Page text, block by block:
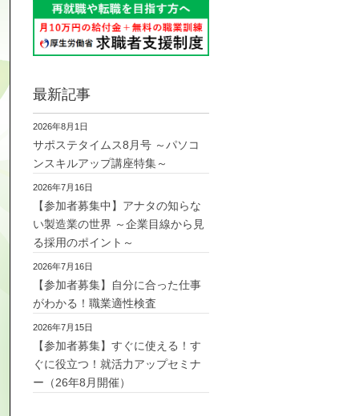
最新記事
2026年8月1日
サポステタイムス8月号 ～パソコ
ンスキルアップ講座特集～
2026年7月16日
【参加者募集中】アナタの知らな
い製造業の世界 ～企業目線から見
る採用のポイント～
2026年7月16日
【参加者募集】自分に合った仕事
がわかる！職業適性検査
2026年7月15日
【参加者募集】すぐに使える！す
ぐに役立つ！就活力アップセミナ
ー（26年8月開催）